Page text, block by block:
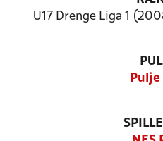
U17 Drenge Liga 1